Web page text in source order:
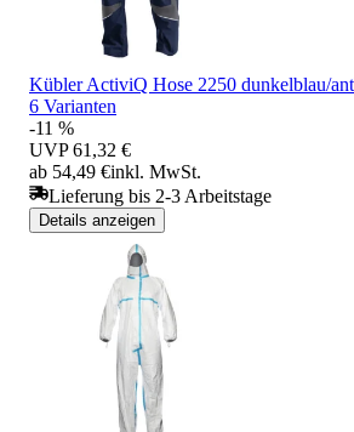
Kübler ActiviQ Hose 2250 dunkelblau/
6 Varianten
-11 %
UVP 61,32 €
ab 54,49 €inkl. MwSt.
Lieferung bis 2-3 Arbeitstage
Details anzeigen